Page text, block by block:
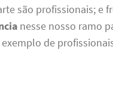
são profissionais; e
nesse nosso ramo
de